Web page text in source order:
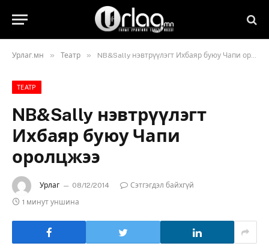
Урлаг.мн » Театр » NB&Sally нэвтрүүлэгт Ихбаяр буюу Чапи оролцжээ
ТЕАТР
NB&Sally нэвтрүүлэгт
Ихбаяр буюу Чапи
оролцжээ
Урлаг 08/12/2014
Сэтгэгдэл байхгүй
1 минут уншина